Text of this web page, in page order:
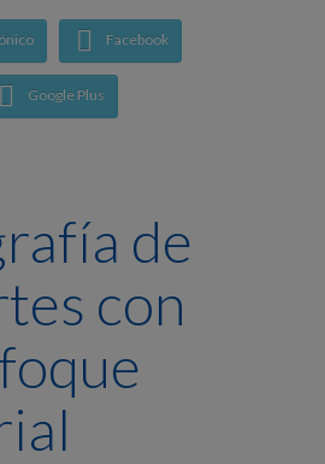
Facebook
Google Plus
de
con